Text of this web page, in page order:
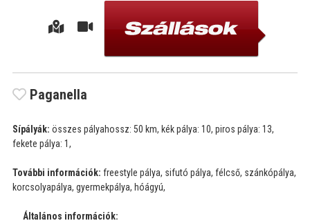
Paganella
Sípályák: összes pályahossz: 50 km, kék pálya: 10, piros pálya: 13,
fekete pálya: 1,
További információk: freestyle pálya, sifutó pálya, félcső, szánkópálya,
korcsolyapálya, gyermekpálya, hóágyú,
Általános információk: